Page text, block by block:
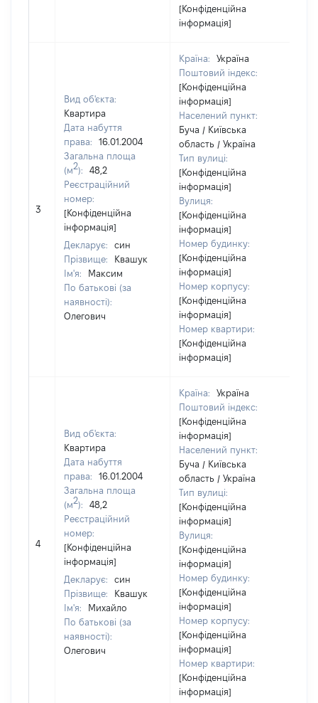
[Конфіденційна
інформація]
3
Вид об'єкта:
Квартира
Дата набуття
права:
16.01.2004
Загальна площа
(м2):
48,2
Реєстраційний
номер:
[Конфіденційна
інформація]
Декларує:
син
Прізвище:
Квашук
Ім'я:
Максим
По батькові (за
наявності):
Олегович
Країна:
Україна
Поштовий індекс:
[Конфіденційна
інформація]
Населений пункт:
Буча / Київська
область / Україна
Тип вулиці:
[Конфіденційна
інформація]
Вулиця:
[Конфіденційна
інформація]
Номер будинку:
[Конфіденційна
інформація]
Номер корпусу:
[Конфіденційна
інформація]
Номер квартири:
[Конфіденційна
інформація]
4
Вид об'єкта:
Квартира
Дата набуття
права:
16.01.2004
Загальна площа
(м2):
48,2
Реєстраційний
номер:
[Конфіденційна
інформація]
Декларує:
син
Прізвище:
Квашук
Ім'я:
Михайло
По батькові (за
наявності):
Олегович
Країна:
Україна
Поштовий індекс:
[Конфіденційна
інформація]
Населений пункт:
Буча / Київська
область / Україна
Тип вулиці:
[Конфіденційна
інформація]
Вулиця:
[Конфіденційна
інформація]
Номер будинку:
[Конфіденційна
інформація]
Номер корпусу:
[Конфіденційна
інформація]
Номер квартири:
[Конфіденційна
інформація]